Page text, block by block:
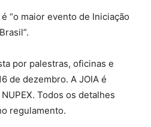
“o maior evento de Iniciação
por palestras, oficinas e
de dezembro. A JOIA é
Todos os detalhes
regulamento.